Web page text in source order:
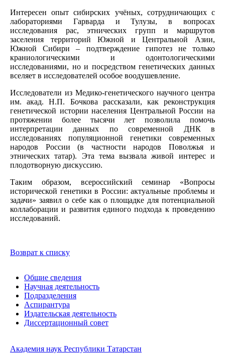
Интересен опыт сибирских учёных, сотрудничающих с
лабораториями Гарварда и Тулузы, в вопросах
исследования рас, этнических групп и маршрутов
заселения территорий Южной и Центральной Азии,
Южной Сибири – подтверждение гипотез не только
краниологическими и одонтологическими
исследованиями, но и посредством генетических данных
вселяет в исследователей особое воодушевление.
Исследователи из Медико-генетического научного центра
им. акад. Н.П. Бочкова рассказали, как реконструкция
генетической истории населения Центральной России на
протяжении более тысячи лет позволила помочь
интерпретации данных по современной ДНК в
исследованиях популяционной генетики современных
народов России (в частности народов Поволжья и
этнических татар). Эта тема вызвала живой интерес и
плодотворную дискуссию.
Таким образом, всероссийский семинар «Вопросы
исторической генетики в России: актуальные проблемы и
задачи» заявил о себе как о площадке для потенциальной
коллаборации и развития единого подхода к проведению
исследований.
Возврат к списку
Общие сведения
Научная деятельность
Подразделения
Аспирантура
Издательская деятельность
Диссертационный совет
Академия наук Республики Татарстан